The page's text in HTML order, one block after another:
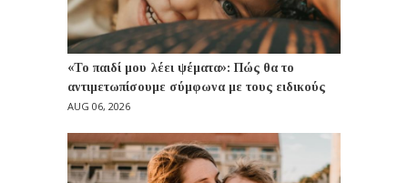
«Το παιδί μου λέει ψέματα»: Πώς θα το
αντιμετωπίσουμε σύμφωνα με τους ειδικούς
AUG 06, 2026